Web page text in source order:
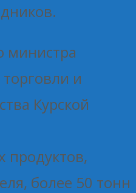
министра
и
Курской
продуктов,
более 50 тонн